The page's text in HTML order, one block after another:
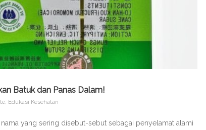
Batuk dan Panas Dalam!
Edukasi Kesehatan
yang sering disebut-sebut sebagai penyelamat alami